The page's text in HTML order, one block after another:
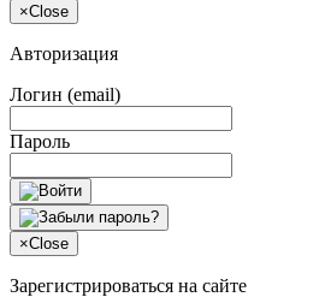
×Close
Авторизация
Логин (email)
Пароль
×Close
Зарегистрироваться на сайте